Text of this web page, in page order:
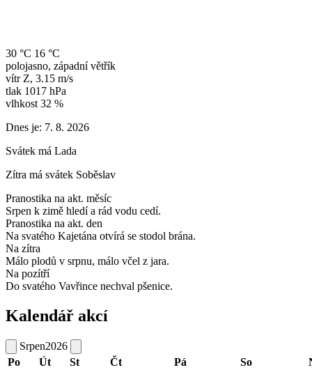
30 °C 16 °C
polojasno, západní větřík
vítr Z, 3.15 m/s
tlak 1017 hPa
vlhkost 32 %
Dnes je: 7. 8. 2026
Svátek má Lada
Zítra má svátek Soběslav
Pranostika na akt. měsíc
Srpen k zimě hledí a rád vodu cedí.
Pranostika na akt. den
Na svatého Kajetána otvírá se stodol brána.
Na zítra
Málo plodů v srpnu, málo včel z jara.
Na pozítří
Do svatého Vavřince nechval pšenice.
Kalendář akcí
Srpen2026
Po
Út St Čt Pá So